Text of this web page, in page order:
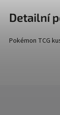
Detailní
Pokémon TCG